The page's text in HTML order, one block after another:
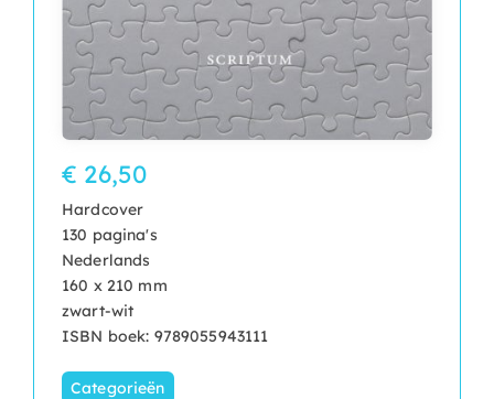
€ 26,50
Hardcover
130 pagina's
Nederlands
160 x 210 mm
zwart-wit
ISBN boek: 9789055943111
Categorieën